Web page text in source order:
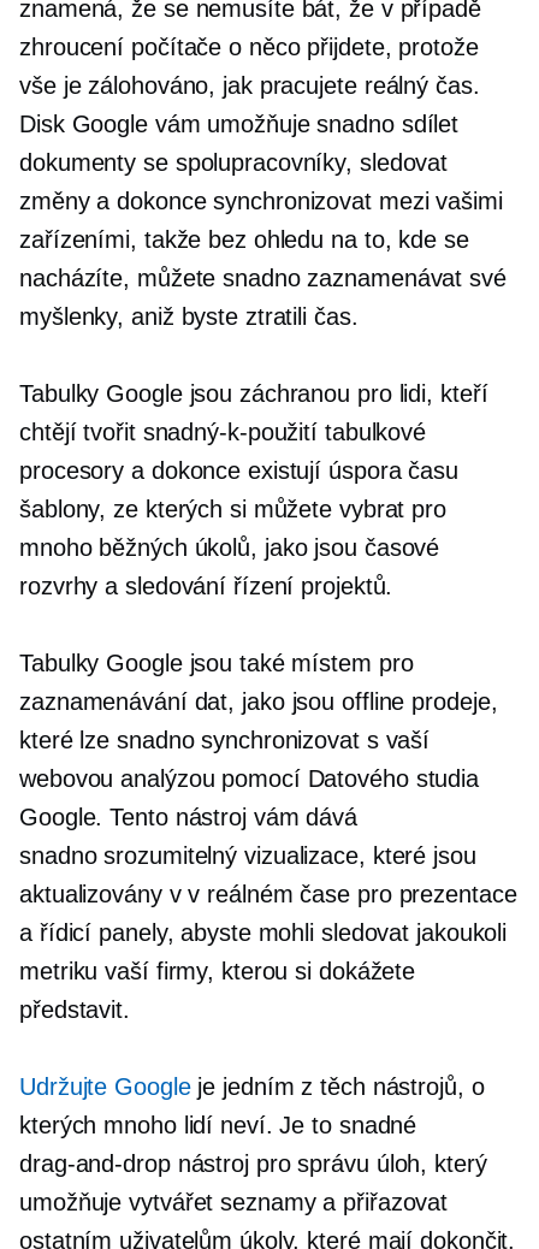
znamená, že se nemusíte bát, že v případě
zhroucení počítače o něco přijdete, protože
vše je zálohováno, jak pracujete reálný čas.
Disk Google vám umožňuje snadno sdílet
dokumenty se spolupracovníky, sledovat
změny a dokonce synchronizovat mezi vašimi
zařízeními, takže bez ohledu na to, kde se
nacházíte, můžete snadno zaznamenávat své
myšlenky, aniž byste ztratili čas.
Tabulky Google jsou záchranou pro lidi, kteří
chtějí tvořit snadný-k-použití tabulkové
procesory a dokonce existují úspora času
šablony, ze kterých si můžete vybrat pro
mnoho běžných úkolů, jako jsou časové
rozvrhy a sledování řízení projektů.
Tabulky Google jsou také místem pro
zaznamenávání dat, jako jsou offline prodeje,
které lze snadno synchronizovat s vaší
webovou analýzou pomocí Datového studia
Google. Tento nástroj vám dává
snadno srozumitelný vizualizace, které jsou
aktualizovány vv reálném čase pro prezentace
a řídicí panely, abyste mohli sledovat jakoukoli
metriku vaší firmy, kterou si dokážete
představit.
Udržujte Googleje jedním z těch nástrojů, o
kterých mnoho lidí neví. Je to snadné
drag-and-dropnástroj pro správu úloh, který
umožňuje vytvářet seznamy a přiřazovat
ostatním uživatelům úkoly, které mají dokončit.